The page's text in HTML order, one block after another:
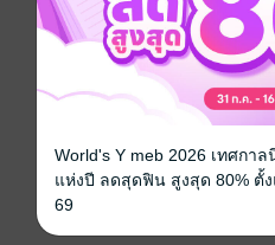
World's Y meb 2026 เทศกา
แห่งปี ลดสุดฟิน สูงสุด 80% ตั้
69